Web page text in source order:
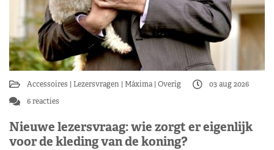
Accessoires Lezersvragen Máxima Overig
03 aug 2026
6 reacties
Nieuwe lezersvraag: wie zorgt er eigenlijk
voor de kleding van de koning?